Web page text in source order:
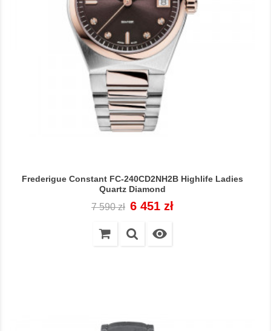
Frederigue Constant FC-240CD2NH2B Highlife Ladies
Quartz Diamond
Cena
7 590 zł Cena
6 451 zł
